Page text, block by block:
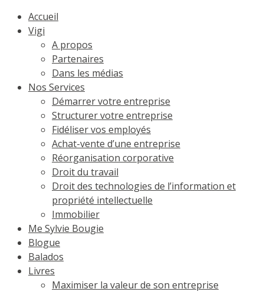
Accueil
Vigi
A propos
Partenaires
Dans les médias
Nos Services
Démarrer votre entreprise
Structurer votre entreprise
Fidéliser vos employés
Achat-vente d’une entreprise
Réorganisation corporative
Droit du travail
Droit des technologies de l’information et
propriété intellectuelle
Immobilier
Me Sylvie Bougie
Blogue
Balados
Livres
Maximiser la valeur de son entreprise